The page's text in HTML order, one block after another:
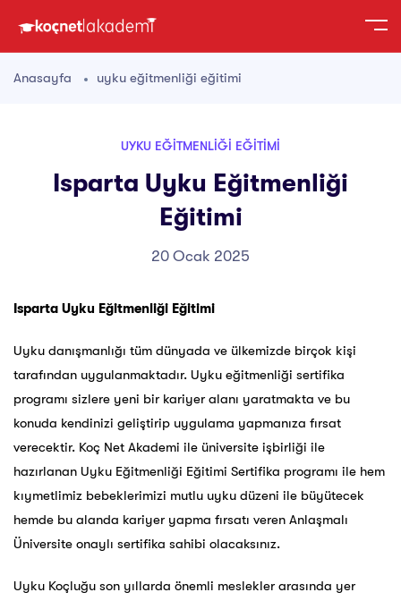
Anasayfa uyku eğitmenliği eğitimi
UYKU EĞITMENLIĞI EĞITIMI
Isparta Uyku Eğitmenliği
Eğitimi
20 Ocak 2025
Isparta Uyku Eğitmenliği Eğitimi
Uyku danışmanlığı tüm dünyada ve ülkemizde birçok kişi
tarafından uygulanmaktadır. Uyku eğitmenliği sertifika
programı sizlere yeni bir kariyer alanı yaratmakta ve bu
konuda kendinizi geliştirip uygulama yapmanıza fırsat
verecektir. Koç Net Akademi ile üniversite işbirliği ile
hazırlanan Uyku Eğitmenliği Eğitimi Sertifika programı ile hem
kıymetlimiz bebeklerimizi mutlu uyku düzeni ile büyütecek
hemde bu alanda kariyer yapma fırsatı veren Anlaşmalı
Üniversite onaylı sertifika sahibi olacaksınız.
Uyku Koçluğu son yıllarda önemli meslekler arasında yer